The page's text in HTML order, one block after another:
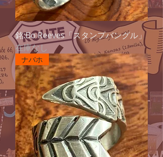
銘:Bo Reeves「スタンプバングル」
在庫なし
ナバホ